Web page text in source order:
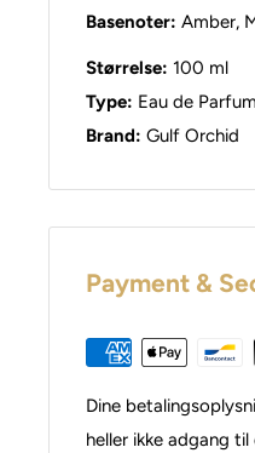
Basenoter: Amber,
Størrelse: 100 ml
Type: Eau de Parfum
Brand: Gulf Orchid
Payment &
Dine
heller ikke adgang